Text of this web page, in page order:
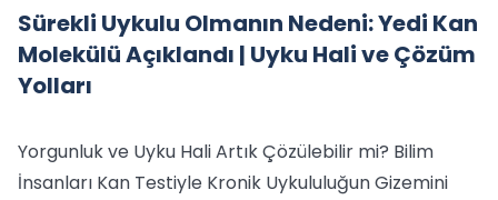
Açıklandı | Uyku
Hali ve Çözüm
Yolları
Sürekli Uykulu Olmanın Nedeni: Yedi Kan
Molekülü Açıklandı | Uyku Hali ve Çözüm
Yolları
Yorgunluk ve Uyku Hali Artık Çözülebilir mi? Bilim
İnsanları Kan Testiyle Kronik Uykululuğun Gizemini